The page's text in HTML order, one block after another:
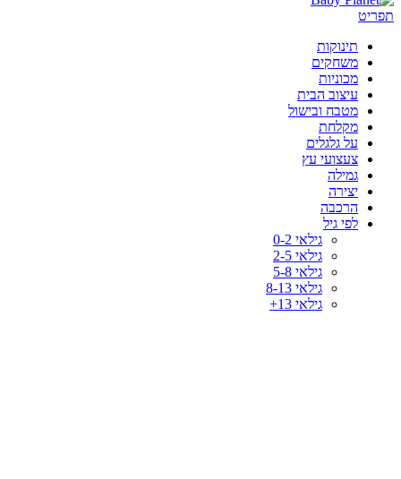
תפריט
תינוקות
משחקים
מכוניות
עיצוב הבית
מטבח ובישול
מקלחת
על גלגלים
צעצועי עץ
גמילה
יצירה
הרכבה
לפי גיל
גילאי 0-2
גילאי 2-5
גילאי 5-8
גילאי 8-13
גילאי 13+